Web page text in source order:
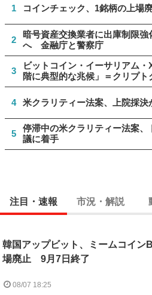
1 コインチェック、1銘柄の上場
2
暗号資産交換業者に出庫制限
へ 金融庁と警察庁
3
ビットコイン・イーサリアム
階に典型的な兆候」＝クリプト
4 米クラリティー法案、上院採決
5
停滞中の米クラリティー法案
議に着手
注目・速報 市況・解説
韓国アップビット、ミームコイン
場廃止 9月7日終了
08/07 18:25